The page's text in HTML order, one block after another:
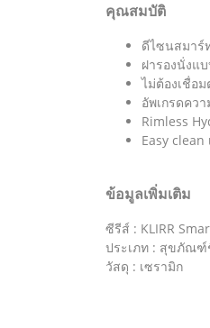
คุณสมบัติ
ดีไซนสมาร์
ฝารองนั่งแ
ไม่ต้องเชื่อ
อัพเกรดคว
Rimless
Easy
ข้อมูลเพิ่มเติม
ซีรีส์ : KLIRR
ประเภท : สุขภัณฑ์
วัสดุ : เซรามิก